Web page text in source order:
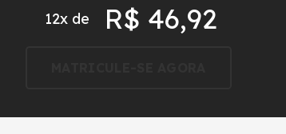
12x de R$ 46,92